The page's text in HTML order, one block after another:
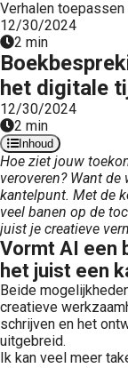
Verhalen toepassen
12/30/2024
2 min
het digitale
12/30/2024
2 min
Inhoud
Hoe ziet jouw
veroveren? Want
kantelpunt. Met de
veel banen op de
juist je creatieve
Vormt AI een
het juist een
Beide
creatieve
schrijven en het
uitgebreid.
Ik kan veel meer